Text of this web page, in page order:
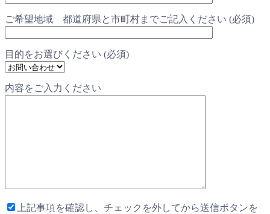
ご希望地域 都道府県と市町村までご記入ください (必須)
目的をお選びください (必須)
内容をご入力ください
上記事項を確認し、チェックを外してから送信ボタンを